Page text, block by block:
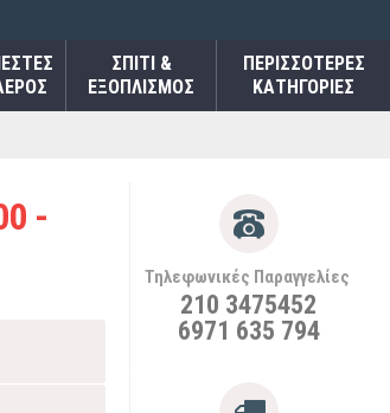
ΣΠΊΤΙ &
ΕΞΟΠΛΙΣΜΌΣ
ΠΕΡΙΣΣΌΤΕΡΕΣ
ΚΑΤΗΓΟΡΊΕΣ
Τηλεφωνικές Παραγγελίες
210 3475452
6971 635 794
-